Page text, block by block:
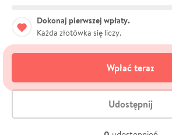
Dokonaj pierwszej wpłaty.
Każda złotówka się liczy.
Wpłać teraz
Udostępnij